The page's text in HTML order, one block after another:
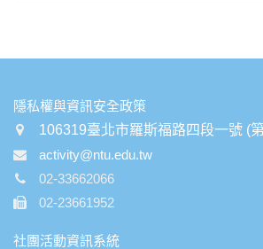
:::
隱私權與資訊安全政策
106319臺北市羅斯福路四段一號 (
activity@ntu.edu.tw
02-33662066
02-23661952
社團活動資訊系統